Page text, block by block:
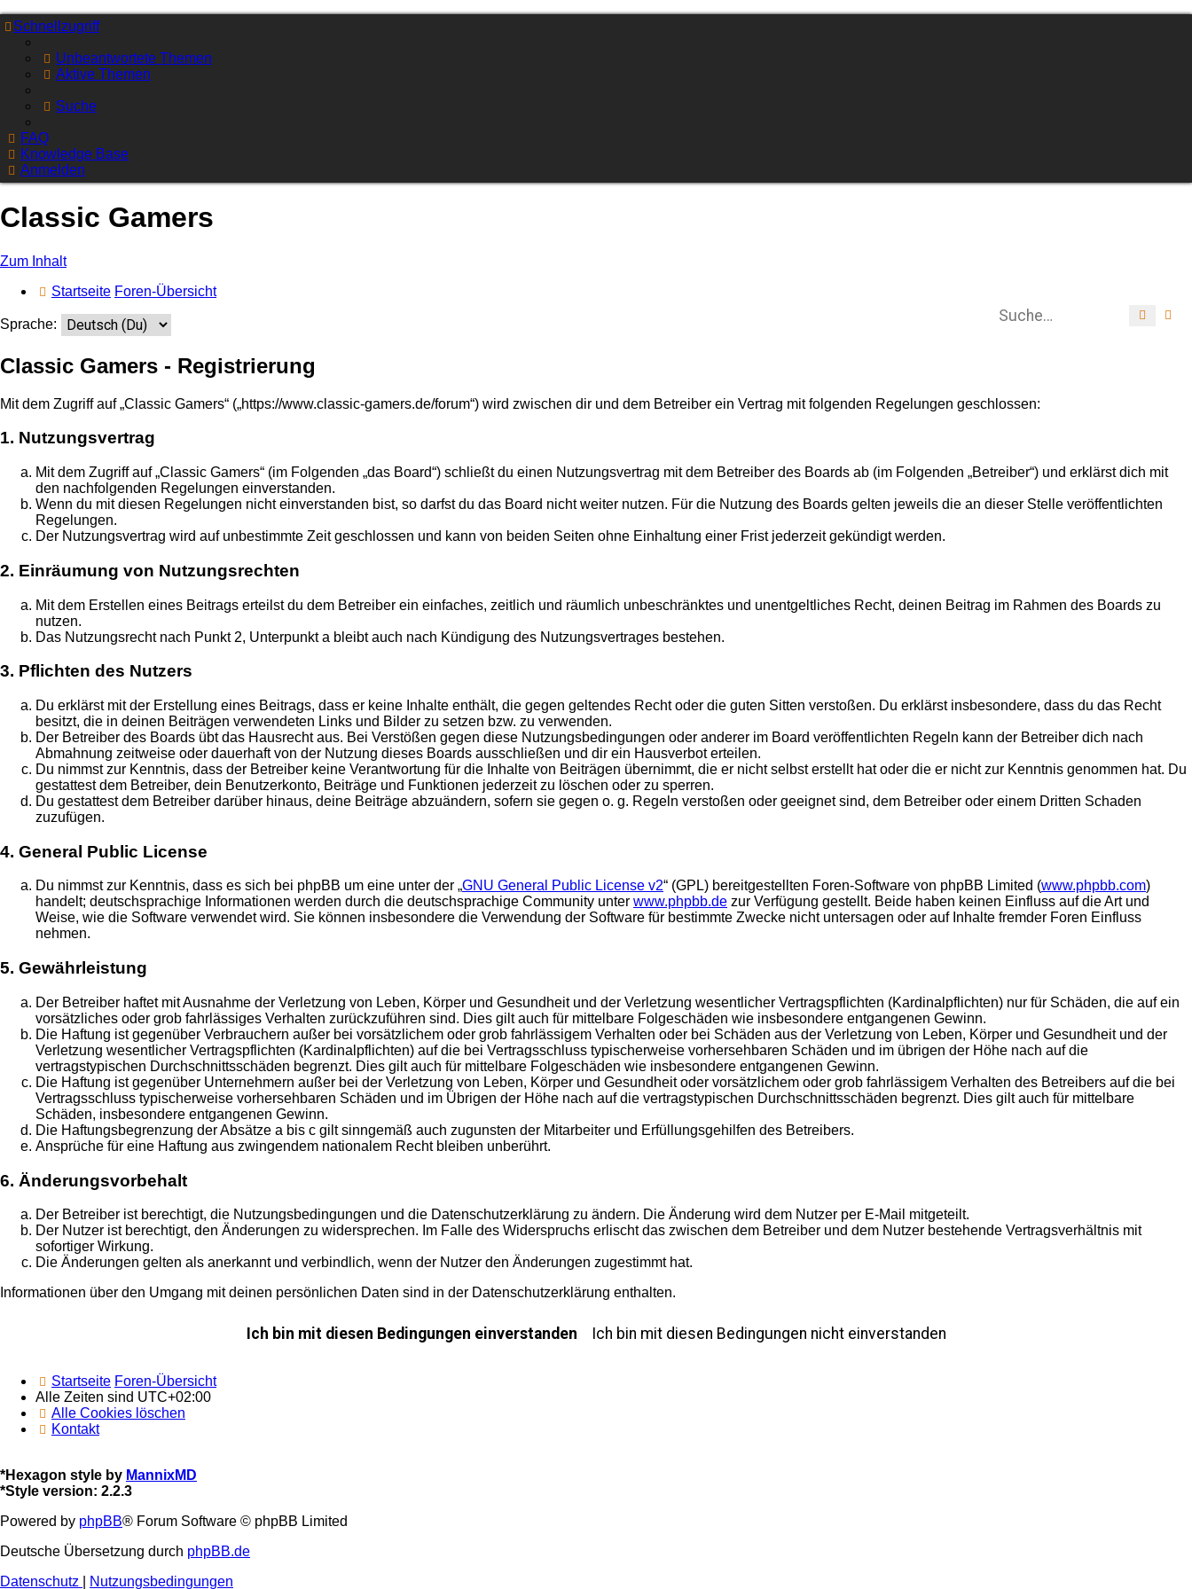
Schnellzugriff
Unbeantwortete Themen
Aktive Themen
Suche
FAQ
Knowledge Base
Anmelden
Classic Gamers
Zum Inhalt
Startseite Foren-Übersicht
Suche
Sprache:
Classic Gamers - Registrierung
Mit dem Zugriff auf „Classic Gamers“ („https://www.classic-gamers.de/forum“) wird zwischen dir und dem Betreiber ein Vertrag mit folgenden Regelungen geschlossen:
1. Nutzungsvertrag
Mit dem Zugriff auf „Classic Gamers“ (im Folgenden „das Board“) schließt du einen Nutzungsvertrag mit dem Betreiber des Boards ab (im Folgenden „Betreiber“) und erklärst dich mit
den nachfolgenden Regelungen einverstanden.
Wenn du mit diesen Regelungen nicht einverstanden bist, so darfst du das Board nicht weiter nutzen. Für die Nutzung des Boards gelten jeweils die an dieser Stelle veröffentlichten
Regelungen.
Der Nutzungsvertrag wird auf unbestimmte Zeit geschlossen und kann von beiden Seiten ohne Einhaltung einer Frist jederzeit gekündigt werden.
2. Einräumung von Nutzungsrechten
Mit dem Erstellen eines Beitrags erteilst du dem Betreiber ein einfaches, zeitlich und räumlich unbeschränktes und unentgeltliches Recht, deinen Beitrag im Rahmen des Boards zu
nutzen.
Das Nutzungsrecht nach Punkt 2, Unterpunkt a bleibt auch nach Kündigung des Nutzungsvertrages bestehen.
3. Pflichten des Nutzers
Du erklärst mit der Erstellung eines Beitrags, dass er keine Inhalte enthält, die gegen geltendes Recht oder die guten Sitten verstoßen. Du erklärst insbesondere, dass du das Recht
besitzt, die in deinen Beiträgen verwendeten Links und Bilder zu setzen bzw. zu verwenden.
Der Betreiber des Boards übt das Hausrecht aus. Bei Verstößen gegen diese Nutzungsbedingungen oder anderer im Board veröffentlichten Regeln kann der Betreiber dich nach
Abmahnung zeitweise oder dauerhaft von der Nutzung dieses Boards ausschließen und dir ein Hausverbot erteilen.
Du nimmst zur Kenntnis, dass der Betreiber keine Verantwortung für die Inhalte von Beiträgen übernimmt, die er nicht selbst erstellt hat oder die er nicht zur Kenntnis genommen hat. Du
gestattest dem Betreiber, dein Benutzerkonto, Beiträge und Funktionen jederzeit zu löschen oder zu sperren.
Du gestattest dem Betreiber darüber hinaus, deine Beiträge abzuändern, sofern sie gegen o. g. Regeln verstoßen oder geeignet sind, dem Betreiber oder einem Dritten Schaden
zuzufügen.
4. General Public License
Du nimmst zur Kenntnis, dass es sich bei phpBB um eine unter der „GNU General Public License v2“ (GPL) bereitgestellten Foren-Software von phpBB Limited (www.phpbb.com)
handelt; deutschsprachige Informationen werden durch die deutschsprachige Community unter www.phpbb.de zur Verfügung gestellt. Beide haben keinen Einfluss auf die Art und
Weise, wie die Software verwendet wird. Sie können insbesondere die Verwendung der Software für bestimmte Zwecke nicht untersagen oder auf Inhalte fremder Foren Einfluss
nehmen.
5. Gewährleistung
Der Betreiber haftet mit Ausnahme der Verletzung von Leben, Körper und Gesundheit und der Verletzung wesentlicher Vertragspflichten (Kardinalpflichten) nur für Schäden, die auf ein
vorsätzliches oder grob fahrlässiges Verhalten zurückzuführen sind. Dies gilt auch für mittelbare Folgeschäden wie insbesondere entgangenen Gewinn.
Die Haftung ist gegenüber Verbrauchern außer bei vorsätzlichem oder grob fahrlässigem Verhalten oder bei Schäden aus der Verletzung von Leben, Körper und Gesundheit und der
Verletzung wesentlicher Vertragspflichten (Kardinalpflichten) auf die bei Vertragsschluss typischerweise vorhersehbaren Schäden und im übrigen der Höhe nach auf die
vertragstypischen Durchschnittsschäden begrenzt. Dies gilt auch für mittelbare Folgeschäden wie insbesondere entgangenen Gewinn.
Die Haftung ist gegenüber Unternehmern außer bei der Verletzung von Leben, Körper und Gesundheit oder vorsätzlichem oder grob fahrlässigem Verhalten des Betreibers auf die bei
Vertragsschluss typischerweise vorhersehbaren Schäden und im Übrigen der Höhe nach auf die vertragstypischen Durchschnittsschäden begrenzt. Dies gilt auch für mittelbare
Schäden, insbesondere entgangenen Gewinn.
Die Haftungsbegrenzung der Absätze a bis c gilt sinngemäß auch zugunsten der Mitarbeiter und Erfüllungsgehilfen des Betreibers.
Ansprüche für eine Haftung aus zwingendem nationalem Recht bleiben unberührt.
6. Änderungsvorbehalt
Der Betreiber ist berechtigt, die Nutzungsbedingungen und die Datenschutzerklärung zu ändern. Die Änderung wird dem Nutzer per E-Mail mitgeteilt.
Der Nutzer ist berechtigt, den Änderungen zu widersprechen. Im Falle des Widerspruchs erlischt das zwischen dem Betreiber und dem Nutzer bestehende Vertragsverhältnis mit
sofortiger Wirkung.
Die Änderungen gelten als anerkannt und verbindlich, wenn der Nutzer den Änderungen zugestimmt hat.
Informationen über den Umgang mit deinen persönlichen Daten sind in der Datenschutzerklärung enthalten.
Startseite Foren-Übersicht
Alle Zeiten sind UTC+02:00
Alle Cookies löschen
Kontakt
*Hexagon style by MannixMD
*Style version: 2.2.3
Powered by phpBB® Forum Software © phpBB Limited
Deutsche Übersetzung durch phpBB.de
Datenschutz
Nutzungsbedingungen